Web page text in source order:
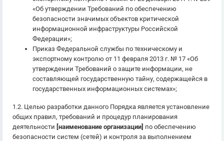
«Об утверждении Требований по обеспечению
безопасности значимых объектов критической
информационной инфраструктуры Российской
Федерации»;
Приказ Федеральной службы по техническому и
экспортному контролю от 11 февраля 2013 г. № 17 «Об
утверждении Требований о защите информации, не
составляющей государственную тайну, содержащейся в
государственных информационных системах»;
1.2. Целью разработки данного Порядка является установление
общих правил, требований и процедур планирования
деятельности [наименование организации] по обеспечению
безопасности систем (сетей) и контроля за выполнением